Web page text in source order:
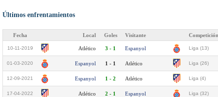
Últimos enfrentamientos
Fecha Local Goles Visitante Competición
10-11-2019 Atlético 3 - 1 Espanyol Liga (13)
01-03-2020 Espanyol 1 - 1 Atlético Liga (26)
12-09-2021 Espanyol 1 - 2 Atlético Liga (4)
17-04-2022 Atlético 2 - 1 Espanyol Liga (32)